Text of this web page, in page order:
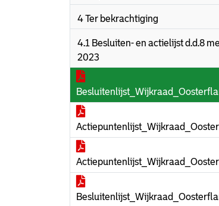
4 Ter bekrachtiging
4.1 Besluiten- en actielijst d.d.8
2023